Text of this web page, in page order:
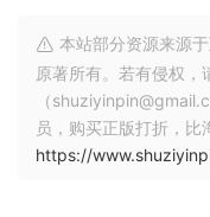
颤音和混响：使用内置
滑您调好的人声。
无论您是在寻找细微的
VocalTune 都能轻松提
本站部分资源来源
原著所有。若有侵权，
（
员，购买正版打折，比
https://